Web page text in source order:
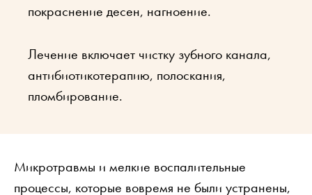
покраснение десен, нагноение.
Лечение включает чистку зубного канала,
антибиотикотерапию, полоскания,
пломбирование.
Микротравмы и мелкие воспалительные
процессы, которые вовремя не были устранены,